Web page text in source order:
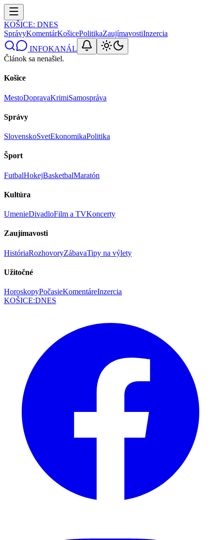
KOŠICE: DNES
SprávyKomentárKošicePolitikaZaujímavostiInzercia
INFOKANÁL
Článok sa nenašiel.
Košice
MestoDopravaKrimiSamospráva
Správy
SlovenskoSvetEkonomikaPolitika
Šport
FutbalHokejBasketbalMaratón
Kultúra
UmenieDivadloFilm a TVKoncerty
Zaujímavosti
HistóriaRozhovoryZábavaTipy na výlety
Užitočné
HoroskopyPočasieKomentáreInzercia
KOŠICE:DNES